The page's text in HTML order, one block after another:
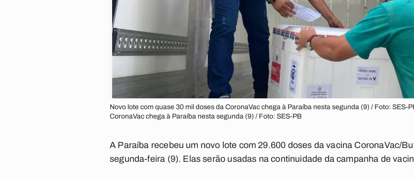
Novo lote com quase 30 mil doses da CoronaVac chega à Paraíba nesta segunda (9) / Foto: SES-
CoronaVac chega à Paraíba nesta segunda (9) / Foto: SES-PB
A Paraíba recebeu um novo lote com 29.600 doses da vacina CoronaVac/
segunda-feira (9). Elas serão usadas na continuidade da campanha de